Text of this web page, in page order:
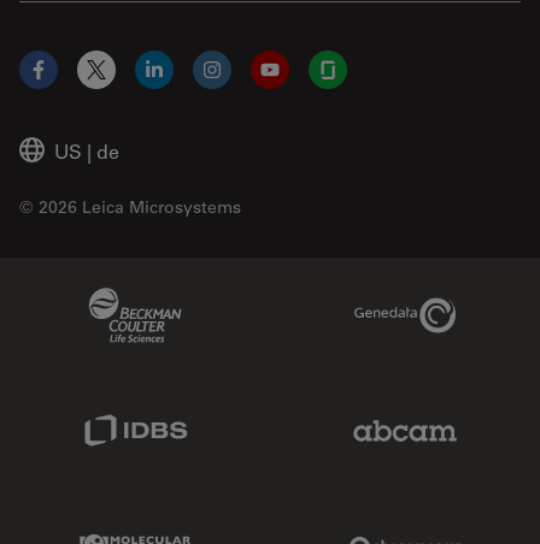
US | de
© 2026 Leica Microsystems
Facebook
X LinkedInInstagramYouTubeGlassdoor
Genedata Link
Molecular Devices Link